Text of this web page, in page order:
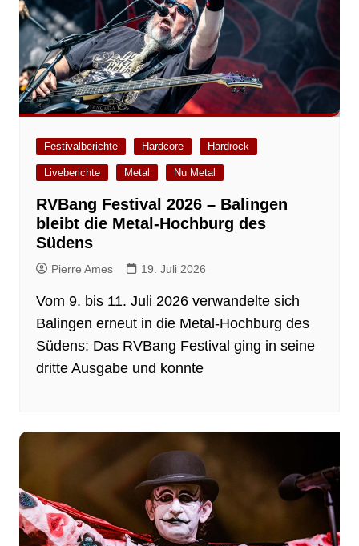
Festivalberichte Hardcore Hardrock
Liveberichte Metal Nu Metal
RVBang Festival 2026 – Balingen
bleibt die Metal-Hochburg des
Südens
Pierre Ames 19. Juli 2026
Vom 9. bis 11. Juli 2026 verwandelte sich
Balingen erneut in die Metal-Hochburg des
Südens: Das RVBang Festival ging in seine
dritte Ausgabe und konnte